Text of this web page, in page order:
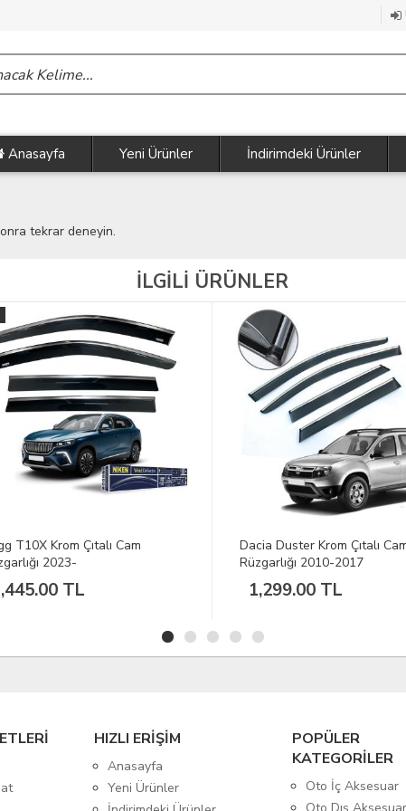
Anasayfa Yeni Ürünler İndirimdeki Ürünler
tekrar deneyin.
İLGİLİ ÜRÜNLER
T10X Krom Çıtalı Cam
2023-
TL
Dacia Duster Krom Çıtalı
Rüzgarlığı 2010-2017
1,299.00 TL
HIZLI ERİŞİM
Anasayfa
Yeni Ürünler
POPÜLER
KATEGORİLER
Oto İç Aksesuar